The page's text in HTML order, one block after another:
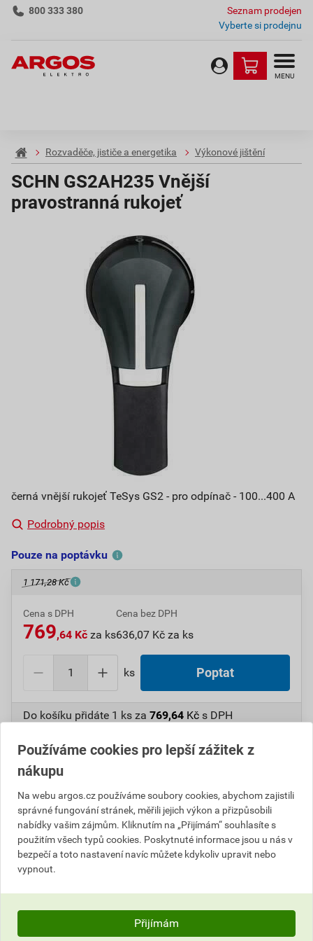
800 333 380
Seznam prodejen
Vyberte si prodejnu
MENU
Rozvaděče, jističe a energetika Výkonové jištění
SCHN GS2AH235 Vnější
pravostranná rukojeť
černá vnější rukojeť TeSys GS2 - pro odpínač - 100...400 A
Podrobný popis
Pouze na poptávku
1 171,28 Kč
Cena s DPH
769,64 Kč za ks
Cena bez DPH
636,07 Kč za ks
ks Poptat
Do košíku přidáte 1 ks za 769,64 Kč s DPH
Číslo položky:
Výrobky značky:
Popis
SCHN GS2AH235 Vnější pravostranná rukojeť
Informace o ceně
Používáme cookies pro lepší zážitek z
nákupu
Na webu argos.cz používáme soubory cookies, abychom zajistili
správné fungování stránek, měřili jejich výkon a přizpůsobili
nabídky vašim zájmům. Kliknutím na „Přijímám“ souhlasíte s
použitím všech typů cookies. Poskytnuté informace jsou u nás v
bezpečí a toto nastavení navíc můžete kdykoliv upravit nebo
vypnout.
Přijímám